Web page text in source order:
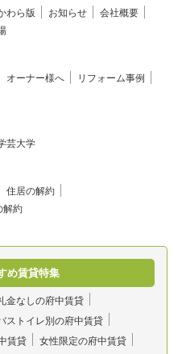
わら版 お知らせ
会社概要
オーナー様へ
リフォーム事例
芸大学
住居の解約
解約
め賃貸特集
金なしの府中賃貸
ストイレ別の府中賃貸
賃貸
女性限定の府中賃貸